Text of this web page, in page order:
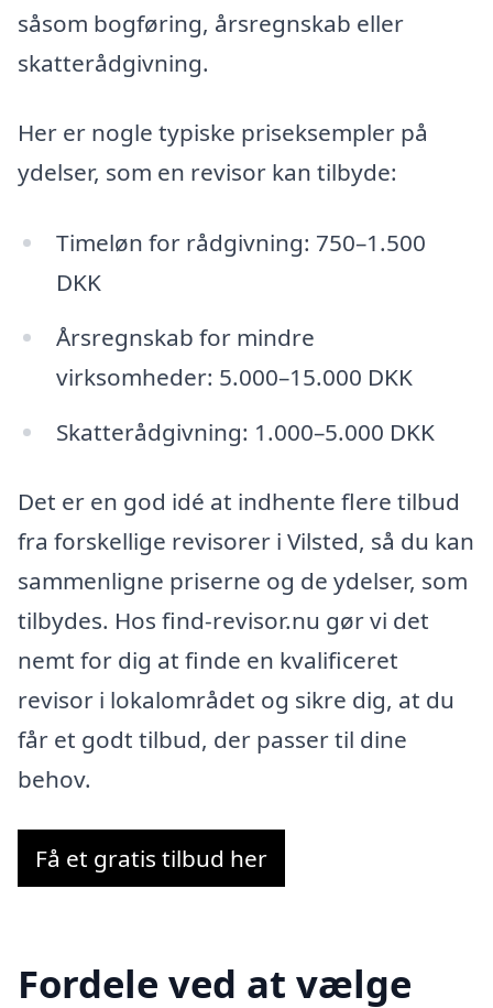
såsom bogføring, årsregnskab eller
skatterådgivning.
Her er nogle typiske priseksempler på
ydelser, som en revisor kan tilbyde:
Timeløn for rådgivning: 750–1.500
DKK
Årsregnskab for mindre
virksomheder: 5.000–15.000 DKK
Skatterådgivning: 1.000–5.000 DKK
Det er en god idé at indhente flere tilbud
fra forskellige revisorer i Vilsted, så du kan
sammenligne priserne og de ydelser, som
tilbydes. Hos find-revisor.nu gør vi det
nemt for dig at finde en kvalificeret
revisor i lokalområdet og sikre dig, at du
får et godt tilbud, der passer til dine
behov.
Få et gratis tilbud her
Fordele ved at vælge